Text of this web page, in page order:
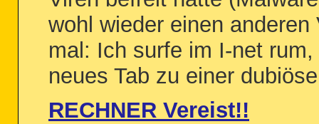
wohl wieder einen
mal: Ich surfe im I-net
neues Tab zu einer
RECHNER Vereist!!